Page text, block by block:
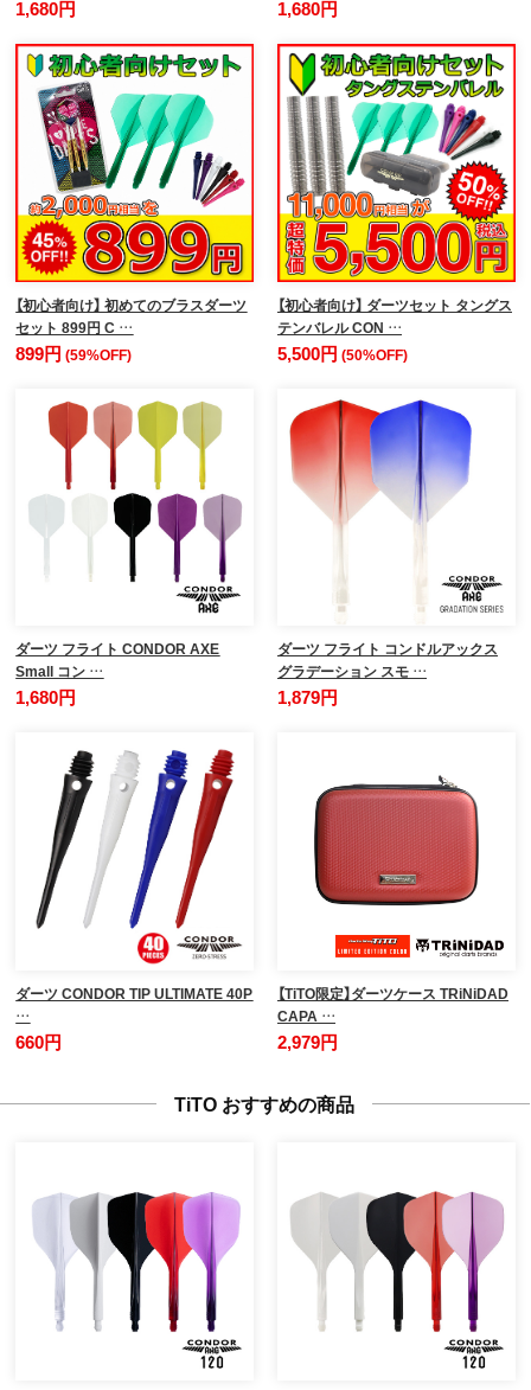
1,680円 1,680円
【初心者向け】 初めてのブラスダーツ
セット 899円 C …
899円(59%OFF)
【初心者向け】 ダーツセット タングス
テンバレル CON …
5,500円 (50%OFF)
ダーツ フライト CONDOR AXE
Small コン …
1,680円
ダーツ フライト コンドルアックス
グラデーション スモ …
1,879円
ダーツ CONDOR TIP ULTIMATE 40P
…
660円
【TiTO限定】ダーツケース TRiNiDAD
CAPA …
2,979円
TiTO おすすめの商品